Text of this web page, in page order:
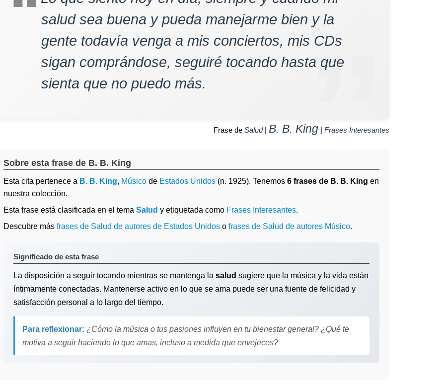
salud sea buena y pueda manejarme bien y la
gente todavía venga a mis conciertos, mis CDs
sigan comprándose, seguiré tocando hasta que
sienta que no puedo más.
Frase de Salud| B. B. King | Frases Interesantes
Sobre esta frase de B. B. King
Esta cita pertenece a B. B. King, Músico de Estados Unidos (n. 1925). Tenemos 6 frases de B. B. King en
nuestra colección.
Esta frase está clasificada en el tema Salud y etiquetada como Frases Interesantes.
Descubre más frases de Salud de autores de Estados Unidos o frases de Salud de autores Músico.
Significado de esta frase
La disposición a seguir tocando mientras se mantenga la salud sugiere que la música y la vida están
íntimamente conectadas. Mantenerse activo en lo que se ama puede ser una fuente de felicidad y
satisfacción personal a lo largo del tiempo.
Para reflexionar: ¿Cómo la música o tus pasiones influyen en tu bienestar general? ¿Qué te
motiva a seguir haciendo lo que amas, incluso a medida que envejeces?